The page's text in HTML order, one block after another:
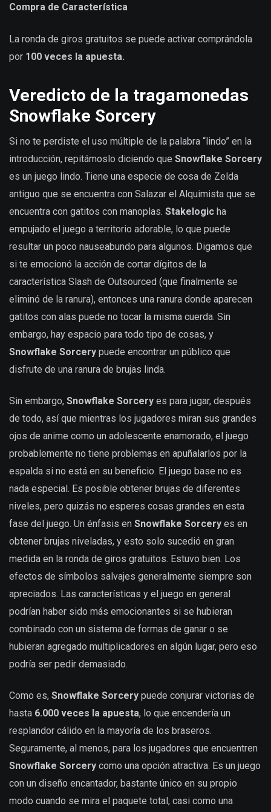
Compra de Característica
La ronda de giros gratuitos se puede activar comprándola
por 100 veces la apuesta.
Veredicto de la tragamonedas
Snowflake Sorcery
Si no te perdiste el uso múltiple de la palabra “lindo” en la
introducción, repitámoslo diciendo que Snowflake Sorcery
es un juego lindo. Tiene una especie de cosa de Zelda
antiguo que se encuentra con Salazar el Alquimista que se
encuentra con gatitos con manoplas. Stakelogic ha
empujado el juego a territorio adorable, lo que puede
resultar un poco nauseabundo para algunos. Digamos que
si te emocionó la acción de cortar dígitos de la
característica Slash de Outsourced (que finalmente se
eliminó de la ranura), entonces una ranura donde aparecen
gatitos con alas puede no tocar la misma cuerda. Sin
embargo, hay espacio para todo tipo de cosas, y
Snowflake Sorcery puede encontrar un público que
disfrute de una ranura de brujas linda.
Sin embargo, Snowflake Sorcery es para jugar, después
de todo, así que mientras los jugadores miran sus grandes
ojos de anime como un adolescente enamorado, el juego
probablemente no tiene problemas en apuñalarlos por la
espalda si no está en su beneficio. El juego base no es
nada especial. Es posible obtener brujas de diferentes
niveles, pero quizás no esperes cosas grandes en esta
fase del juego. Un énfasis en Snowflake Sorcery es en
obtener brujas niveladas, y esto solo sucedió en gran
medida en la ronda de giros gratuitos. Estuvo bien. Los
efectos de símbolos salvajes generalmente siempre son
apreciados. Las características y el juego en general
podrían haber sido más emocionantes si se hubieran
combinado con un sistema de formas de ganar o se
hubieran agregado multiplicadores en algún lugar, pero eso
podría ser pedir demasiado.
Como es, Snowflake Sorcery puede conjurar victorias de
hasta 6.000 veces la apuesta, lo que encendería un
resplandor cálido en la mayoría de los braseros.
Seguramente, al menos, para los jugadores que encuentren
Snowflake Sorcery como una opción atractiva. Es un juego
con un diseño encantador, bastante único en su propio
modo cuando se mira el paquete total, casi como una